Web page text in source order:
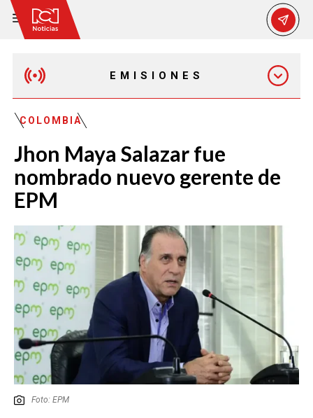
EMISIONES
EMISIÓN 12:30 PM
EMISIÓN 11:30 PM
COLOMBIA
Jhon Maya Salazar fue
nombrado nuevo gerente de
EPM
Foto: EPM